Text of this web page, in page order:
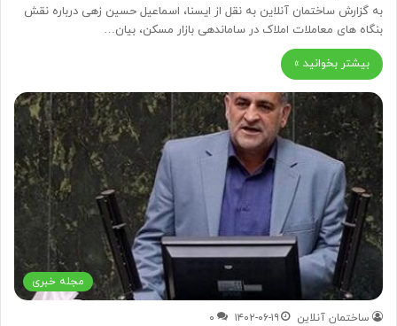
به گزارش ساختمان آنلاین به نقل از ایسنا، اسماعیل حسین زهی درباره نقش
بنگاه های معاملات املاک در ساماندهی بازار مسکن، بیان…
بیشتر بخوانید »
مجله خبری
ساختمان آنلاین ۱۴۰۲-۰۶-۱۹ ۰